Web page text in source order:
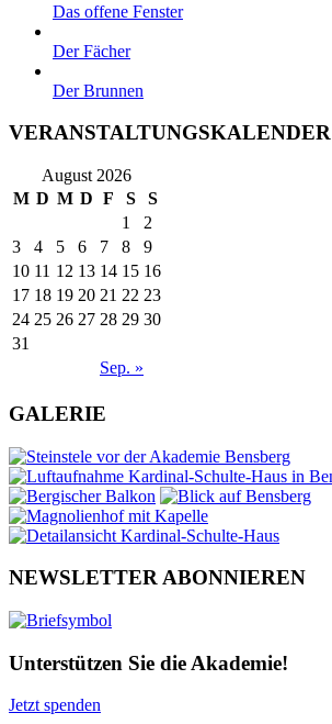
Das offene Fenster
Der Fächer
Der Brunnen
VERANSTALTUNGSKALENDER
August 2026
M D M D F S S
Sep. »
1
2
3
4 5 6 7 8
9
10 11 12 13 14 15 16
17 18 19 20 21 22 23
24 25 26 27 28 29 30
31
GALERIE
NEWSLETTER ABONNIEREN
Unterstützen Sie die Akademie!
Jetzt spenden